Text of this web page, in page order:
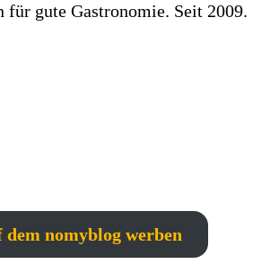
für gute Gastronomie. Seit 2009.
dem nomyblog werben